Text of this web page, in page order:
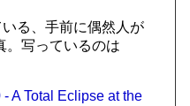
る、手前に偶然人が
。写っているのは
A Total Eclipse at the